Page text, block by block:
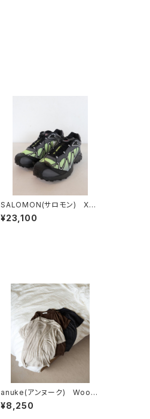
SALOMON(サロモン) XTｰ
WHISPER
¥23,100
anuke(アンヌーク) Wool
Compact T-shirts
¥8,250